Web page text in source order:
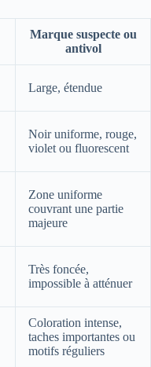
Marque suspecte ou
antivol
Large, étendue
Noir uniforme, rouge,
violet ou fluorescent
Zone uniforme
couvrant une partie
majeure
Très foncée,
impossible à atténuer
Coloration intense,
taches importantes ou
motifs réguliers